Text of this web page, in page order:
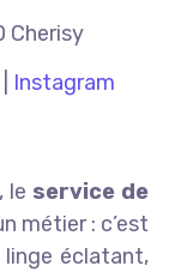
Cherisy
Instagram
le service de
métier : c’est
linge éclatant,